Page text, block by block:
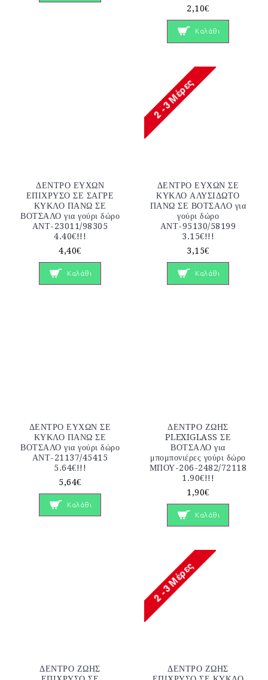
2,10€
Καλάθι
ΔΕΝΤΡΟ ΕΥΧΩΝ
ΕΠΙΧΡΥΣΟ ΣΕ ΣΑΓΡΕ
ΚΥΚΛΟ ΠΑΝΩ ΣΕ
ΒΟΤΣΑΛΟ για γούρι δώρο
ΑΝΤ-23011/98305
4.40€!!!
4,40€
Καλάθι
ΔΕΝΤΡΟ ΕΥΧΩΝ ΣΕ
ΚΥΚΛΟ ΑΛΥΣΙΔΩΤΟ
ΠΑΝΩ ΣΕ ΒΟΤΣΑΛΟ για
γούρι δώρο
ΑΝΤ-95130/58199
3.15€!!!
3,15€
Καλάθι
ΔΕΝΤΡΟ ΕΥΧΩΝ ΣΕ
ΚΥΚΛΟ ΠΑΝΩ ΣΕ
ΒΟΤΣΑΛΟ για γούρι δώρο
ΑΝΤ-21137/45415
5.64€!!!
5,64€
Καλάθι
ΔΕΝΤΡΟ ΖΩΗΣ
PLEXIGLASS ΣΕ
ΒΟΤΣΑΛΟ για
μπομπονιέρες γούρι δώρο
ΜΠΟΥ-206-2482/72118
1.90€!!!
1,90€
Καλάθι
ΔΕΝΤΡΟ ΖΩΗΣ
ΔΕΝΤΡΟ ΖΩΗΣ